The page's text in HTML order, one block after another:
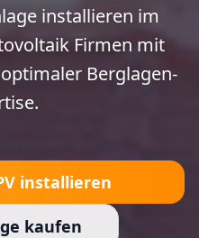
installieren im
Firmen mit
Berglagen-
installieren
kaufen